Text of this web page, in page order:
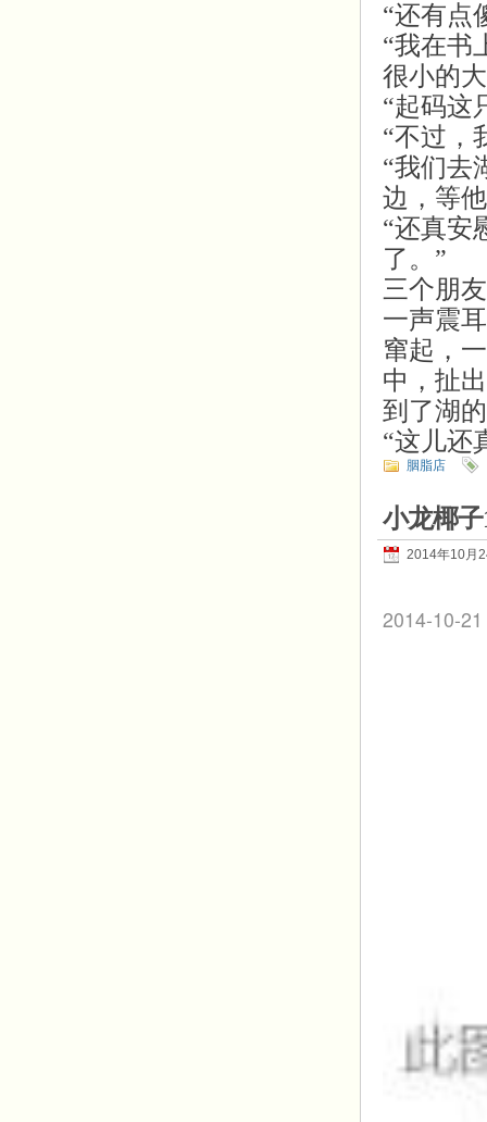
“还有点
“我在书
很小的
“起码这
“不过，
“我们去
边，等
“还真安
了。”
三个朋
一声震
窜起，
中，扯
到了湖
“这儿还
胭脂店
小龙椰子
2014年10月
2014-10-21